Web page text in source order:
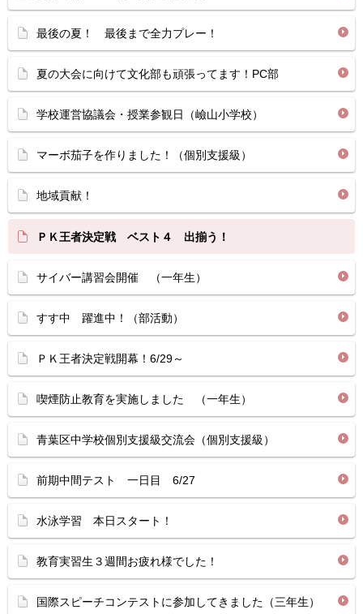
最後の夏！ 最後まで全力プレー！
夏の大会に向けて文化部も頑張ってます！PC部
学校運営協議会・授業参観日（嶮山小学校）
マーボ茄子を作りました！（個別支援級）
地域貢献！
ＰＫ王者決定戦 ベスト４ 出揃う！
サイバー講習会開催 （一年生）
すす中 躍進中！（部活動）
ＰＫ王者決定戦開幕！6/29～
喫煙防止教育を実施しました （一年生）
青葉区中学校個別支援級交流会（個別支援級）
前期中間テスト 一日目 6/27
水泳学習 本日スタート！
教育実習生３週間お疲れ様でした！
国際スピーチコンテストに参加してきました（三年生）